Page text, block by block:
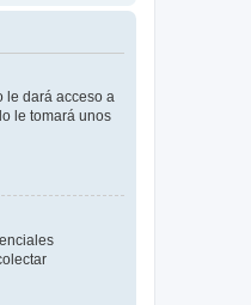
le dará acceso a
le tomará unos